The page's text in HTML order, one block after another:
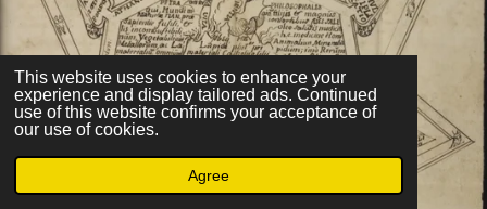
This website uses cookies to enhance your
experience and display tailored ads. Continued
use of this website confirms your acceptance of
our use of cookies.
Agree